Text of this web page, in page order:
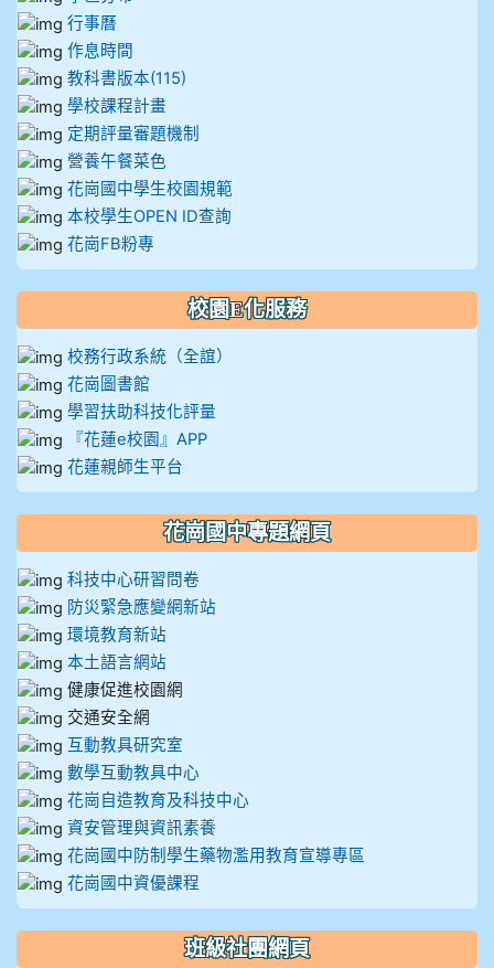
行事曆
作息時間
教科書版本(115)
學校課程計畫
定期評量審題機制
營養午餐菜色
花崗國中學生校園規範
本校學生OPEN ID查詢
花崗FB粉專
校園E化服務
校務行政系統（全誼）
花崗圖書館
學習扶助科技化評量
『花蓮e校園』APP
花蓮親師生平台
花崗國中專題網頁
科技中心研習問卷
防災緊急應變網新站
環境教育新站
本土語言網站
健康促進校園網
交通安全網
互動教具研究室
數學互動教具中心
花崗自造教育及科技中心
資安管理與資訊素養
花崗國中防制學生藥物濫用教育宣導專區
花崗國中資優課程
班級社團網頁